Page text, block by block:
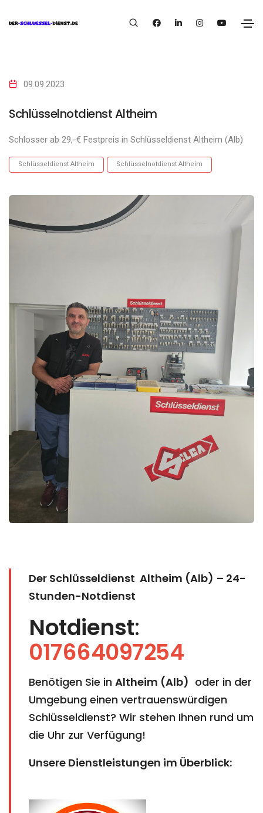
09.09.2023
Schlüsselnotdienst Altheim
Schlosser ab 29,-€ Festpreis in Schlüsseldienst Altheim (Alb)
Schlüsseldienst Altheim Schlüsselnotdienst Altheim
Der Schlüsseldienst Altheim (Alb) – 24-
Stunden-Notdienst
Notdienst:
017664097254
Benötigen Sie in Altheim (Alb) oder in der
Umgebung einen vertrauenswürdigen
Schlüsseldienst? Wir stehen Ihnen rund um
die Uhr zur Verfügung!
Unsere Dienstleistungen im Überblick: